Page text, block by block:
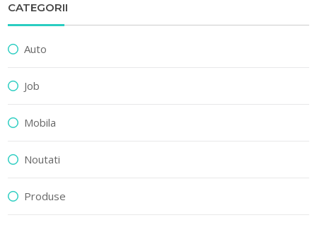
CATEGORII
Auto
Job
Mobila
Noutati
Produse